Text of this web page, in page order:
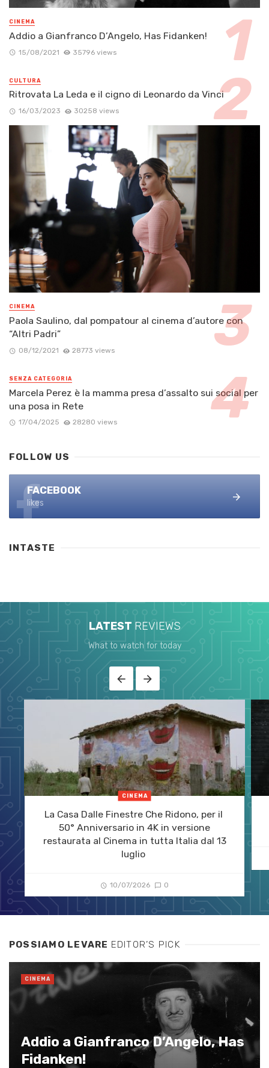
CINEMA
Addio a Gianfranco D’Angelo, Has Fidanken!
15/08/2021 35796 views
CULTURA
Ritrovata La Leda e il cigno di Leonardo da Vinci
16/03/2023 30258 views
CINEMA
Paola Saulino, dal pompatour al cinema d’autore con
“Altri Padri”
08/12/2021 28773 views
SENZA CATEGORIA
Marcela Perez è la mamma presa d’assalto sui social per
una posa in Rete
17/04/2025 28280 views
FOLLOW US
FACEBOOK
likes
INTASTE
LATEST REVIEWS
What to watch for today
CINEMA
La Casa Dalle Finestre Che Ridono, per il
50° Anniversario in 4K in versione
restaurata al Cinema in tutta Italia dal 13
luglio
10/07/2026 0
POSSIAMO LEVARE EDITOR’S PICK
Addio a Gianfranco D’Angelo, Has
Fidanken!
CINEMA